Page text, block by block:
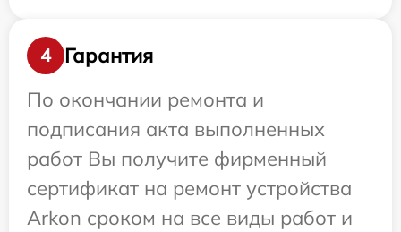
4
Гарантия
По окончании ремонта и
подписания акта выполненных
работ Вы получите фирменный
сертификат на ремонт устройства
Arkon сроком на все виды работ и